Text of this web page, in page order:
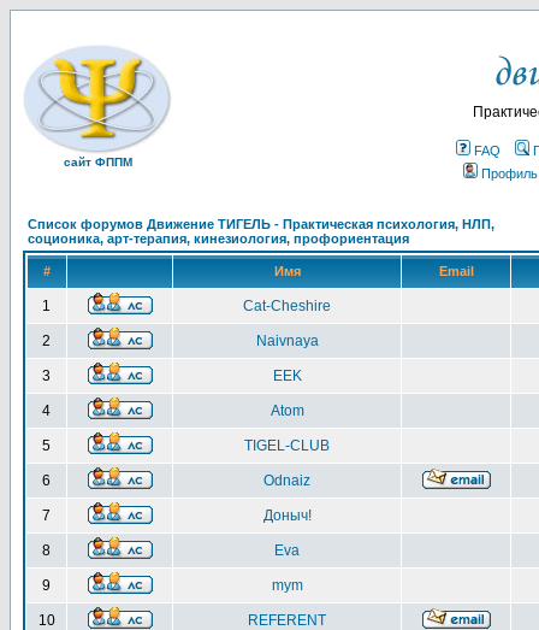
сайт ФППМ
FAQ
Профиль
Список форумов Движение ТИГЕЛЬ - Практическая психология, НЛП,
соционика, арт-терапия, кинезиология, профориентация
# Имя Email
1 Cat-Cheshire
2 Naivnaya
3 EEK
4 Atom
5 TIGEL-CLUB
6 Odnaiz
7 Доныч!
8 Eva
9 mym
10 REFERENT